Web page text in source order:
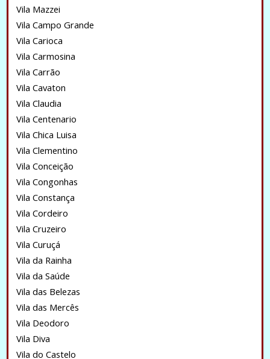
Vila Mazzei
Vila Campo Grande
Vila Carioca
Vila Carmosina
Vila Carrão
Vila Cavaton
Vila Claudia
Vila Centenario
Vila Chica Luisa
Vila Clementino
Vila Conceição
Vila Congonhas
Vila Constança
Vila Cordeiro
Vila Cruzeiro
Vila Curuçá
Vila da Rainha
Vila da Saúde
Vila das Belezas
Vila das Mercês
Vila Deodoro
Vila Diva
Vila do Castelo